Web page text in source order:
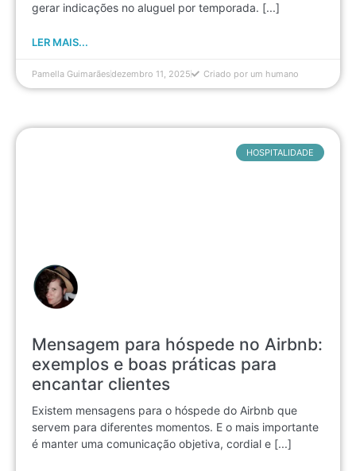
gerar indicações no aluguel por temporada. [...]
LER MAIS...
Pamella Guimarãesdezembro 11, 2025 Criado por um humano
Mensagem para hóspede no Airbnb:
exemplos e boas práticas para
encantar clientes
Existem mensagens para o hóspede do Airbnb que
servem para diferentes momentos. E o mais importante
é manter uma comunicação objetiva, cordial e [...]
HOSPITALIDADE